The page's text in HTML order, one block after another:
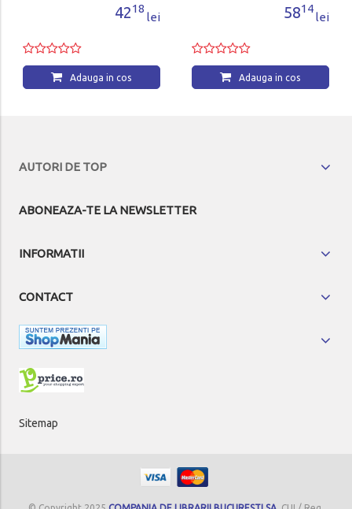
4218
lei
Adauga in cos
5814
lei
Adauga in cos
AUTORI DE TOP
ABONEAZA-TE LA NEWSLETTER
INFORMATII
CONTACT
Sitemap